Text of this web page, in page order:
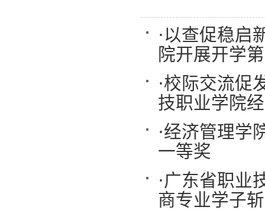
·以查促稳启
院开展开学
·校际交流促
技职业学院
·经济管理学
一等奖
·广东省职业
商专业学子